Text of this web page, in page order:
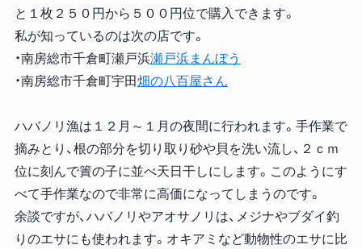
と１枚２５０円から５００円位で購入できます。
私が知っているのは次の店です。
・南房総市千倉町瀬戸浜瀬戸浜まんぼう
・南房総市千倉町宇田畑の八百屋さん
ハバノリ漁は１２月～１月の夜間に行われます。手作業で
摘みとり、根の部分を切り取り砂や貝を洗い流し、２ｃｍ
位に刻んで簀の子に並べ天日干しにします。このようにす
べて手作業なので非常に高価になってしまうのです。
余談ですが、ハバノリやアオサノリは、メジナやブダイ釣
りのエサにも使われます。オキアミなど動物性のエサに比